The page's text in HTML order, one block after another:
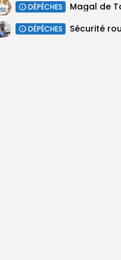
DÉPÊCHES
DÉPÊCHES